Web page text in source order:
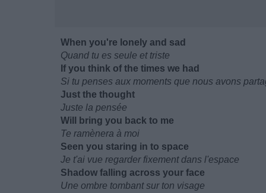
When you're lonely and sad
Quand tu es seule et triste
If you think of the times we had
Si tu penses aux moments que nous avons
Just the thought
Juste la pensée
Will bring you back to me
Te ramènera à moi
Seen you staring in to space
Je t'ai vue regarder fixement dans l'espace
Shadow falling across your face
Une ombre tombant sur ton visage